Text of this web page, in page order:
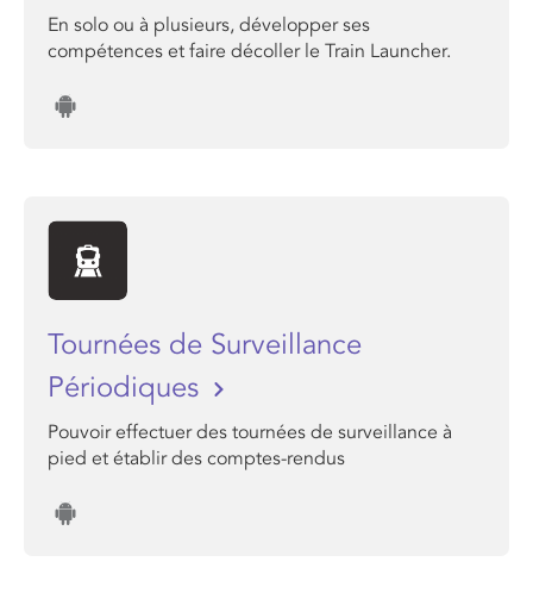
En solo ou à plusieurs, développer ses
compétences et faire décoller le Train Launcher.
Tournées de Surveillance
Périodiques
Pouvoir effectuer des tournées de surveillance à
pied et établir des comptes-rendus